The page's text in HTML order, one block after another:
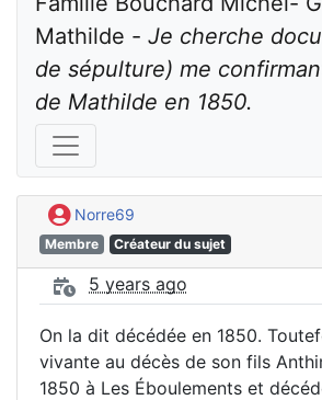
Mathilde - Je cherche
de sépulture) me
de Mathilde en 1850.
Norre69
Membre Créateur du sujet
5 years ago
On la dit décédée en 1850.
vivante au décès de son fils
1850 à Les Éboulements et